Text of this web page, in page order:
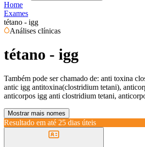
Home
Exames
tétano - igg
Análises clínicas
tétano - igg
Também pode ser chamado de: anti toxina
antic igg antitoxina(clostridium tetani),
anticorpos igg anti clostridium tetani,
Mostrar mais nomes
Resultado em até 25 dias úteis